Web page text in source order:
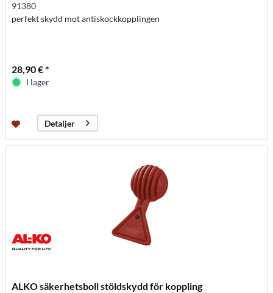
91380
perfekt skydd mot antiskockkopplingen
28,90 € *
I lager
Detaljer
ALKO säkerhetsboll stöldskydd för koppling